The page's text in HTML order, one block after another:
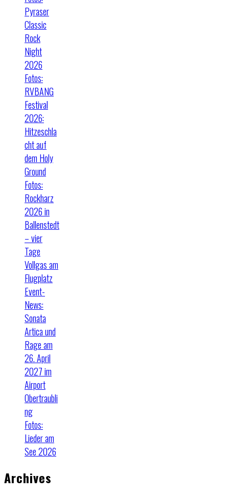
Pyraser
Classic
Rock
Night
2026
Fotos:
RVBANG
Festival
2026:
Hitzeschla
cht auf
dem Holy
Ground
Fotos:
Rockharz
2026 in
Ballenstedt
– vier
Tage
Vollgas am
Flugplatz
Event-
News:
Sonata
Artica und
Rage am
26. April
2027 im
Airport
Obertraubli
ng
Fotos:
Lieder am
See 2026
Archives